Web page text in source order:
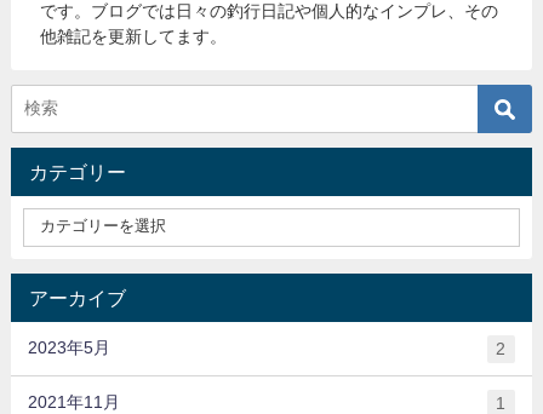
です。ブログでは日々の釣行日記や個人的なインプレ、その
他雑記を更新してます。
カテゴリー
アーカイブ
2023年5月 2
2021年11月 1